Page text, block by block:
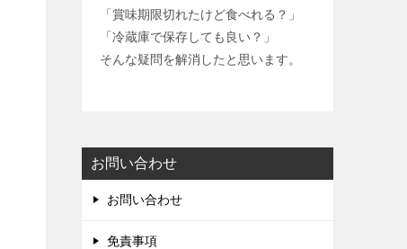
「賞味期限切れたけど食べれる？」
「冷蔵庫で保存しても良い？」
そんな疑問を解消したと思います。
お問い合わせ
お問い合わせ
免責事項